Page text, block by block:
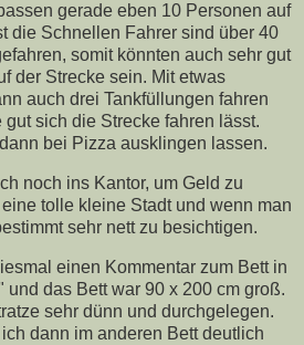
gerade eben 10 Personen auf
die Schnellen Fahrer sind über 40
somit könnten auch sehr gut
der Strecke sein. Mit etwas
auch drei Tankfüllungen fahren
sich die Strecke fahren lässt.
bei Pizza ausklingen lassen.
noch ins Kantor, um Geld zu
tolle kleine Stadt und wenn man
sehr nett zu besichtigen.
einen Kommentar zum Bett in
und das Bett war 90 x 200 cm groß.
sehr dünn und durchgelegen.
dann im anderen Bett deutlich